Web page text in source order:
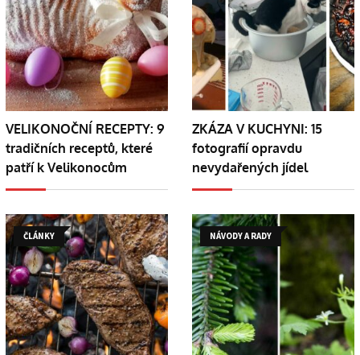
VELIKONOČNÍ RECEPTY: 9
tradičních receptů, které
patří k Velikonocům
ZKÁZA V KUCHYNI: 15
fotografií opravdu
nevydařených jídel
ČLÁNKY NÁVODY A RADY